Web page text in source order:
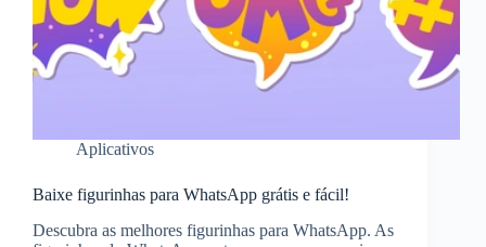
Aplicativos
Baixe figurinhas para WhatsApp grátis e fácil!
Descubra as melhores figurinhas para WhatsApp. As